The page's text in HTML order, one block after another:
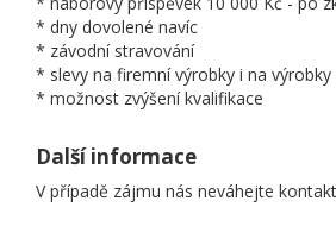
* dny dovolené navíc
* závodní stravování
* slevy na firemní výrobky i na
* možnost zvýšení kvalifikace
Další informace
V případě zájmu nás neváhejte